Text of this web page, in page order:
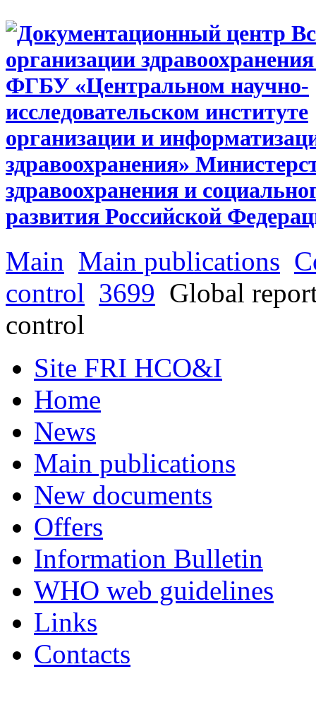
Main Main publications
control 3699 Global
control
Site FRI HCO&I
Home
News
Main publications
New documents
Offers
Information Bulletin
WHO web guidelines
Links
Contacts